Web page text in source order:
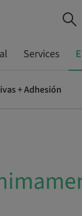
Services
+ Adhesión